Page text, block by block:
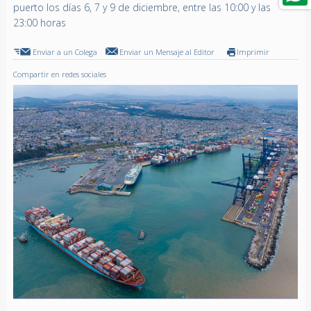
puerto los días 6, 7 y 9 de diciembre, entre las 10:00 y las
23:00 horas
Enviar a un Colega Enviar un Mensaje al Editor Imprimir
Compartir en redes sociales